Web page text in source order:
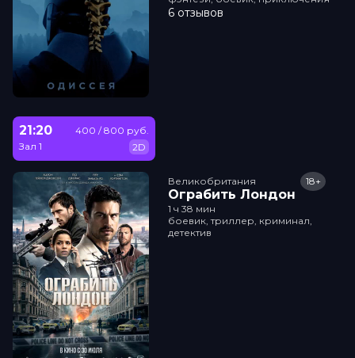
6 отзывов
21:20
Зал 1
400 / 800 руб.
2D
Великобритания
Ограбить Лондон
18+
1 ч 38 мин
боевик, триллер, криминал,
детектив